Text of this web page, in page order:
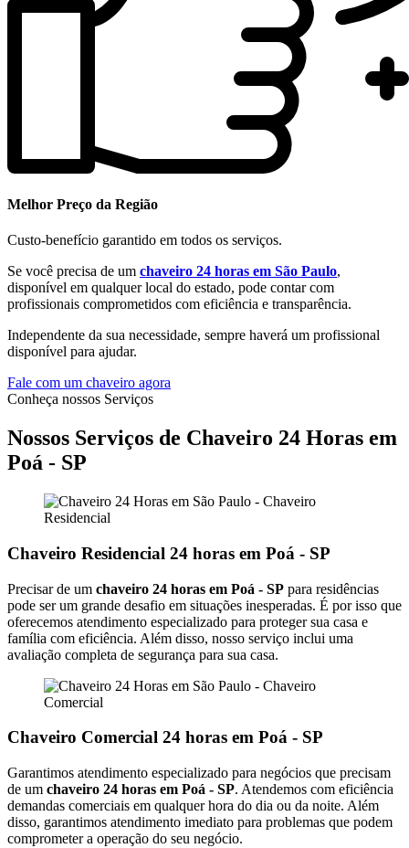
Melhor Preço da Região
Custo-benefício garantido em todos os serviços.
Se você precisa de um chaveiro 24 horas em São Paulo,
disponível em qualquer local do estado, pode contar com
profissionais comprometidos com eficiência e transparência.
Independente da sua necessidade, sempre haverá um profissional
disponível para ajudar.
Fale com um chaveiro agora
Conheça nossos Serviços
Nossos Serviços de Chaveiro 24 Horas em
Poá - SP
Chaveiro Residencial 24 horas em Poá - SP
Precisar de um chaveiro 24 horas em Poá - SP para residências
pode ser um grande desafio em situações inesperadas. É por isso que
oferecemos atendimento especializado para proteger sua casa e
família com eficiência. Além disso, nosso serviço inclui uma
avaliação completa de segurança para sua casa.
Chaveiro Comercial 24 horas em Poá - SP
Garantimos atendimento especializado para negócios que precisam
de um chaveiro 24 horas em Poá - SP. Atendemos com eficiência
demandas comerciais em qualquer hora do dia ou da noite. Além
disso, garantimos atendimento imediato para problemas que podem
comprometer a operação do seu negócio.